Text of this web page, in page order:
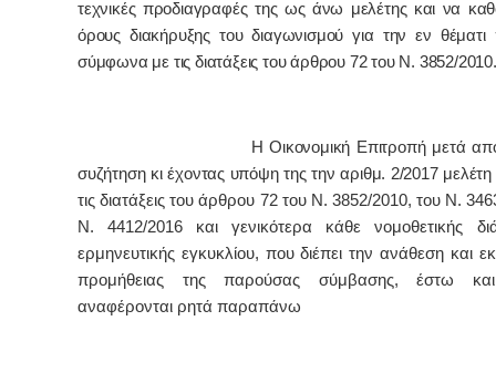
τεχνικές προδιαγραφές της ως άνω μελέτης και να
όρους διακήρυξης του διαγωνισμού για την εν θέματι
σύμφωνα με τις διατάξεις του άρθρου 72 του Ν. 3852/2010.
Η Οικονομική Επιτροπή μετά
συζήτηση κι έχοντας υπόψη της την αριθμ. 2/2017
τις διατάξεις του άρθρου 72 του Ν. 3852/2010, του Ν.
Ν. 4412/2016 και γενικότερα κάθε νομοθετικής
ερμηνευτικής εγκυκλίου, που διέπει την ανάθεση και
προμήθειας της παρούσας σύμβασης, έστω
αναφέρονται ρητά παραπάνω